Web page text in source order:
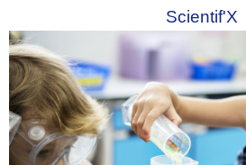
Scientif'X